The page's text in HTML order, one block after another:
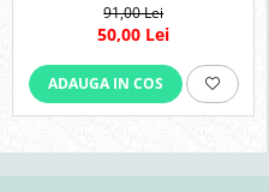
91,00 Lei
50,00 Lei
ADAUGA IN COS